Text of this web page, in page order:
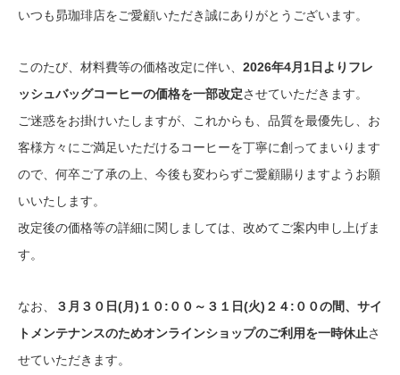
いつも昴珈琲店をご愛顧いただき誠にありがとうございます。
このたび、材料費等の価格改定に伴い、 2026年4月1日よりフレ
ッシュバッグコーヒーの価格を一部改定させていただきます。
ご迷惑をお掛けいたしますが、これからも、品質を最優先し、お
客様方々にご満足いただけるコーヒーを丁寧に創ってまいります
ので、何卒ご了承の上、今後も変わらずご愛顧賜りますようお願
いいたします。
改定後の価格等の詳細に関しましては、改めてご案内申し上げま
す。
なお、 ３月３０日(月)１０:００～３１日(火)２４:００の間、サイ
トメンテナンスのためオンラインショップのご利用を一時休止さ
せていただきます。